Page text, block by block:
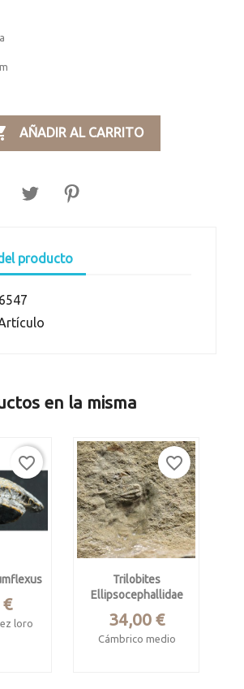
AÑADIR AL CARRITO
producto
6547
en la misma
loro
favorite_border
Trilobites
Ellipsocephallidae
Precio
34,00 €
Cámbrico medio
favorite_border